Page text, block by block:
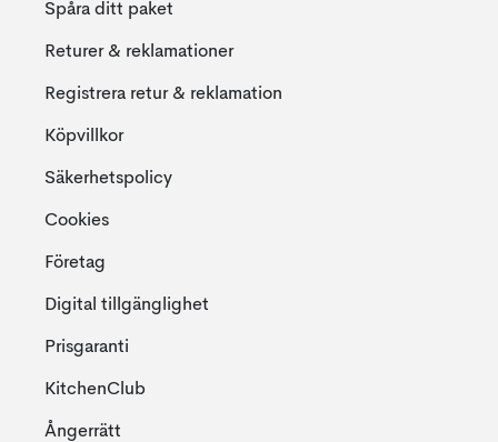
Spåra ditt paket
Returer & reklamationer
Registrera retur & reklamation
Köpvillkor
Säkerhetspolicy
Cookies
Företag
Digital tillgänglighet
Prisgaranti
KitchenClub
Ångerrätt